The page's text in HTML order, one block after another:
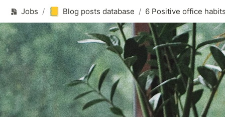
Jobs / 📒 Blog posts database / 6 Positive office